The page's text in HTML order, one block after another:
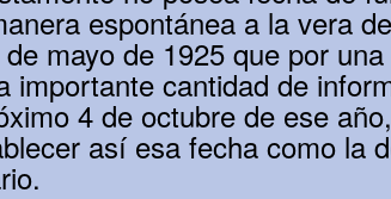
espontánea a la vera
mayo de 1925 que por
importante cantidad de
4 de octubre de ese
así esa fecha como la